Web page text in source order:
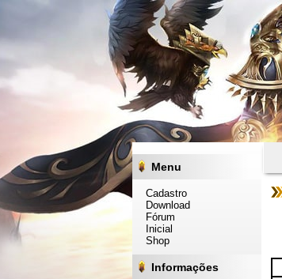
Menu
Cadastro
Download
Fórum
Inicial
Shop
Informações